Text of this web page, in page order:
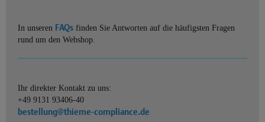
In unseren FAQs finden Sie Antworten auf die häufigsten Fragen
rund um den Webshop.
Ihr direkter Kontakt zu uns:
+49 9131 93406-40
bestellung@thieme-compliance.de